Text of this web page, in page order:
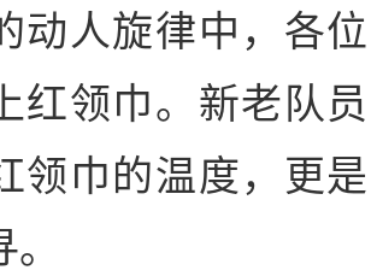
动人旋律中，各
红领巾。新老队
领巾的温度，更